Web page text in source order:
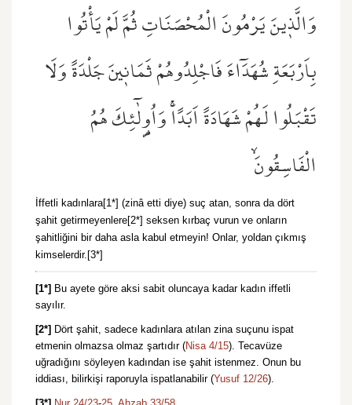
وَالَّذ۪ينَ يَرْمُونَ الْمُحْصَنَاتِ ثُمَّ لَمْ يَأْتُوا
بِاَرْبَعَةِ شُهَدَٓاءَ فَاجْلِدُوهُمْ ثَمَان۪ينَ جَلْدَةً وَلَا
تَقْبَلُوا لَهُمْ شَهَادَةً اَبَدًاۚ وَاُو۬لٰٓئِكَ هُمُ
الْفَاسِقُونَۙ
İffetli kadınlara[1*] (zinâ etti diye) suç atan, sonra da dört
şahit getirmeyenlere[2*] seksen kırbaç vurun ve onların
şahitliğini bir daha asla kabul etmeyin! Onlar, yoldan çıkmış
kimselerdir.[3*]
[1*] Bu ayete göre aksi sabit oluncaya kadar kadın iffetli
sayılır.
[2*] Dört şahit, sadece kadınlara atılan zina suçunu ispat
etmenin olmazsa olmaz şartıdır (Nisa 4/15). Tecavüze
uğradığını söyleyen kadından ise şahit istenmez. Onun bu
iddiası, bilirkişi raporuyla ispatlanabilir (Yusuf 12/26).